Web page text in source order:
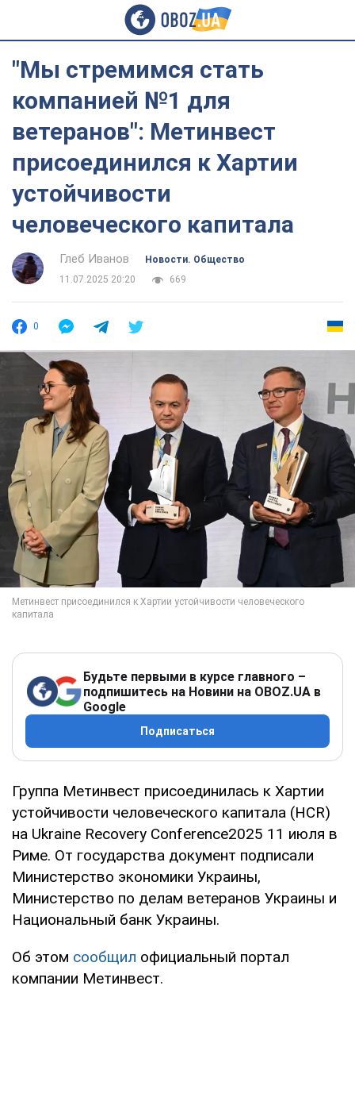
"Мы стремимся стать
компанией №1 для
ветеранов": Метинвест
присоединился к Хартии
устойчивости
человеческого капитала
Глеб Иванов
Новости. Общество
11.07.2025 20:20
669
0
Будьте первыми в курсе главного –
подпишитесь на Новини на OBOZ.UA в
Google
Подписаться
Группа Метинвест присоединилась к Хартии
устойчивости человеческого капитала (HCR)
на Ukraine Recovery Conference2025 11 июля в
Риме. От государства документ подписали
Министерство экономики Украины,
Министерство по делам ветеранов Украины и
Национальный банк Украины.
Об этом сообщил официальный портал
компании Метинвест.